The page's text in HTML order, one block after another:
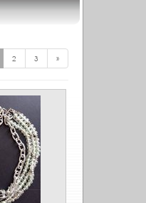
2 3 »